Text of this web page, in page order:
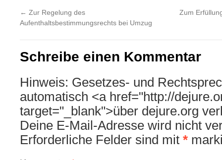
← Zur Regelung des
Aufenthaltsbestimmungsrechts bei Umzug
Zum
Schreibe einen Kommentar
Hinweis: Gesetzes- und
automatisch <a href="http://
target="_blank">über dejure.org
Deine E-Mail-Adresse wird nicht
Erforderliche Felder sind mit *